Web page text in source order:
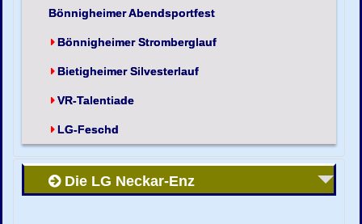
Bönnigheimer Abendsportfest
Bönnigheimer Stromberglauf
Bietigheimer Silvesterlauf
VR-Talentiade
LG-Feschd
Die LG Neckar-Enz